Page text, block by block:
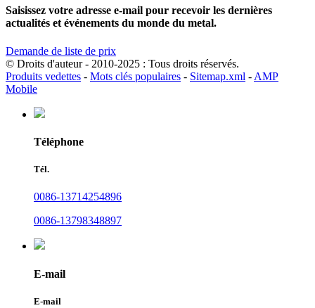
Saisissez votre adresse e-mail pour recevoir les dernières
actualités et événements du monde du metal.
Demande de liste de prix
© Droits d'auteur - 2010-2025 : Tous droits réservés.
Produits vedettes - Mots clés populaires - Sitemap.xml - AMP
Mobile
Téléphone
Tél.
0086-13714254896
0086-13798348897
E-mail
E-mail